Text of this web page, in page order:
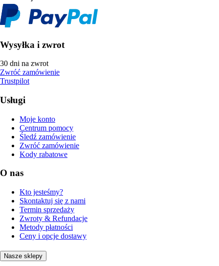
Wysyłka i zwrot
30 dni na zwrot
Zwróć zamówienie
Trustpilot
Usługi
Moje konto
Centrum pomocy
Śledź zamówienie
Zwróć zamówienie
Kody rabatowe
O nas
Kto jesteśmy?
Skontaktuj się z nami
Termin sprzedaży
Zwroty & Refundacje
Metody płatności
Ceny i opcje dostawy
Nasze sklepy